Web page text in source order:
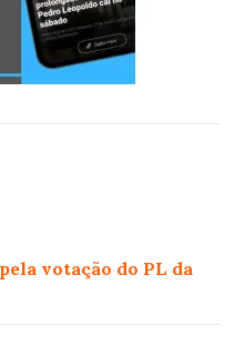
votação do PL da